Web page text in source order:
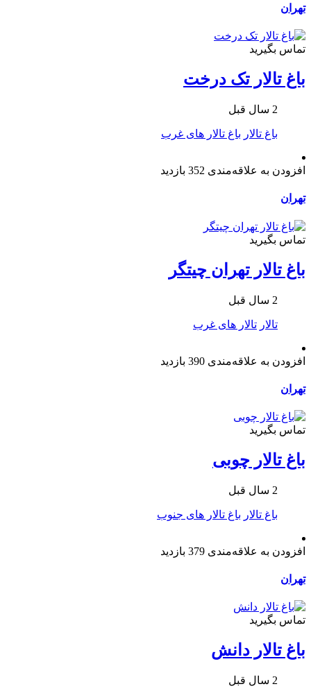
تهران
تماس بگیرید
باغ تالار تک درخت
2 سال قبل
باغ تالار باغ تالار های غرب
افزودن به علاقه‌مندی 352 بازدید
تهران
تماس بگیرید
باغ تالار تهران چیتگر
2 سال قبل
تالار تالار های غرب
افزودن به علاقه‌مندی 390 بازدید
تهران
تماس بگیرید
باغ تالار چوبی
2 سال قبل
باغ تالار باغ تالار های جنوب
افزودن به علاقه‌مندی 379 بازدید
تهران
تماس بگیرید
باغ تالار دانش
2 سال قبل